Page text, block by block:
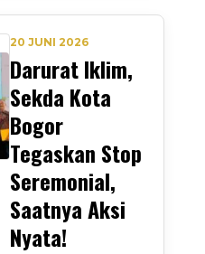
20 JUNI 2026
Darurat Iklim,
Sekda Kota
Bogor
Tegaskan Stop
Seremonial,
Saatnya Aksi
Nyata!